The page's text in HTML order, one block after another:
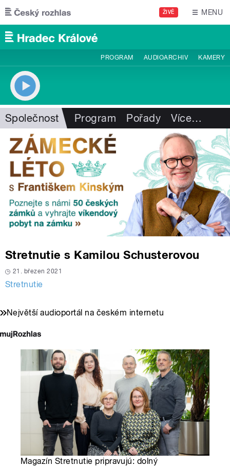
Přejít k hlavnímu obsahu
ŽIVĚ MENU
PROGRAM AUDIOARCHIV KAMERY
Společnost Program Pořady Více…
Stretnutie s Kamilou Schusterovou
21. březen 2021
Stretnutie
Největší audioportál na českém internetu
Magazín Stretnutie pripravujú: dolný